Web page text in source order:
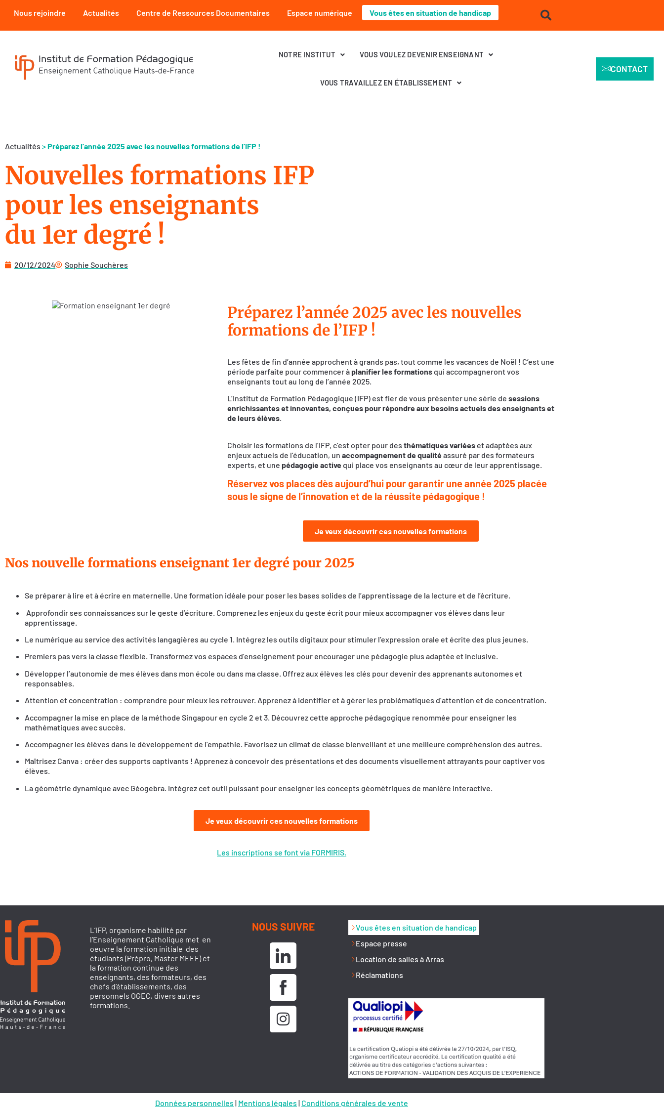
Nous rejoindre Actualités Centre de Ressources Documentaires Espace numérique Vous êtes en situation de handicap
NOTRE INSTITUT VOUS VOULEZ DEVENIR ENSEIGNANT
VOUS TRAVAILLEZ EN ÉTABLISSEMENT
CONTACT
Actualités >Préparez l’année 2025 avec les nouvelles formations de l’IFP !
Nouvelles formations IFP
pour les enseignants
du 1er degré !
20/12/2024 Sophie Souchères
Préparez l’année 2025 avec les nouvelles
formations de l’IFP !
Les fêtes de fin d’année approchent à grands pas, tout comme les vacances de Noël ! C’est une
période parfaite pour commencer à planifier les formationsqui accompagneront vos
enseignants tout au long de l’année 2025.
L’Institut de Formation Pédagogique (IFP) est fier de vous présenter une série de sessions
enrichissantes et innovantes, conçues pour répondre aux besoins actuels des enseignants et
de leurs élèves.
Choisir les formations de l’IFP, c’est opter pour des thématiques variéeset adaptées aux
enjeux actuels de l’éducation, un accompagnement de qualité assuré par des formateurs
experts, et une pédagogie active qui place vos enseignants au cœur de leur apprentissage.
Réservez vos places dès aujourd’hui pour garantir une année 2025 placée
sous le signe de l’innovation et de la réussite pédagogique !
Je veux découvrir ces nouvelles formations
Nos nouvelle formations enseignant 1er degré pour 2025
Se préparer à lire et à écrire en maternelle. Une formation idéale pour poser les bases solides de l’apprentissage de la lecture et de l’écriture.
Approfondir ses connaissances sur le geste d’écriture. Comprenez les enjeux du geste écrit pour mieux accompagner vos élèves dans leur
apprentissage.
Le numérique au service des activités langagières au cycle 1. Intégrez les outils digitaux pour stimuler l’expression orale et écrite des plus jeunes.
Premiers pas vers la classe flexible. Transformez vos espaces d’enseignement pour encourager une pédagogie plus adaptée et inclusive.
Développer l’autonomie de mes élèves dans mon école ou dans ma classe. Offrez aux élèves les clés pour devenir des apprenants autonomes et
responsables.
Attention et concentration : comprendre pour mieux les retrouver. Apprenez à identifier et à gérer les problématiques d’attention et de concentration.
Accompagner la mise en place de la méthode Singapour en cycle 2 et 3. Découvrez cette approche pédagogique renommée pour enseigner les
mathématiques avec succès.
Accompagner les élèves dans le développement de l’empathie. Favorisez un climat de classe bienveillant et une meilleure compréhension des autres.
Maîtrisez Canva : créer des supports captivants ! Apprenez à concevoir des présentations et des documents visuellement attrayants pour captiver vos
élèves.
La géométrie dynamique avec Géogebra. Intégrez cet outil puissant pour enseigner les concepts géométriques de manière interactive.
Je veux découvrir ces nouvelles formations
Les inscriptions se font via FORMIRIS.
L’IFP, organisme habilité par
l’Enseignement Catholique met en
oeuvre la formation initiale des
étudiants (Prépro, Master MEEF) et
la formation continue des
enseignants, des formateurs, des
chefs d’établissements, des
personnels OGEC, divers autres
formations.
NOUS SUIVRE
Vous êtes en situation de handicap
Espace presse
Location de salles à Arras
Réclamations
Données personnelles | Mentions légales | Conditions générales de vente